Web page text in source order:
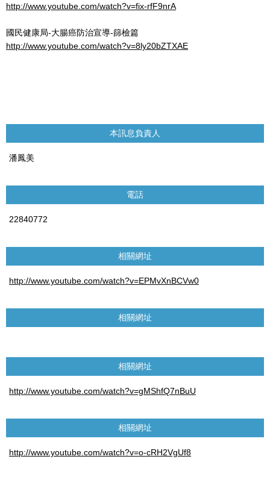
http://www.youtube.com/watch?v=fix-rfF9nrA
國民健康局-大腸癌防治宣導-篩檢篇
http://www.youtube.com/watch?v=8ly20bZTXAE
本訊息負責人
潘鳳美
電話
22840772
相關網址
http://www.youtube.com/watch?v=EPMvXnBCVw0
相關網址
相關網址
http://www.youtube.com/watch?v=gMShfQ7nBuU
相關網址
http://www.youtube.com/watch?v=o-cRH2VgUf8